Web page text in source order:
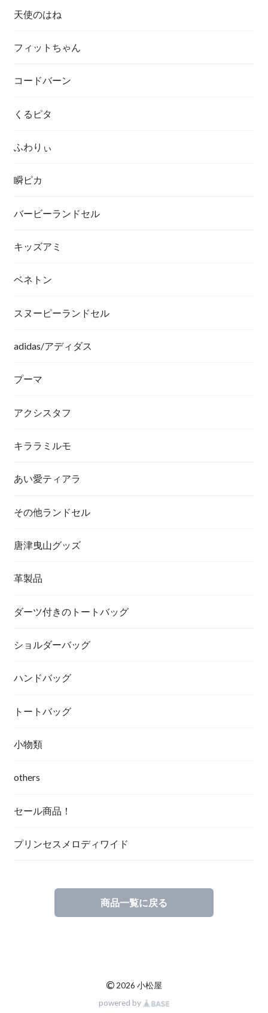
天使のはね
フィットちゃん
コードバーン
くるピタ
ふわりぃ
瞬ピカ
バービーランドセル
キッズアミ
ベネトン
スヌーピーランドセル
adidas/アディダス
プーマ
アクシスタフ
キララミルモ
あい愛ティアラ
その他ランドセル
唐津曳山グッズ
革製品
ダーツ付きのトートバッグ
ショルダーバッグ
ハンドバッグ
トートバッグ
小物類
others
セール商品！
プリンセスメロディワイド
商品一覧に戻る
©2026 小松屋
powered by